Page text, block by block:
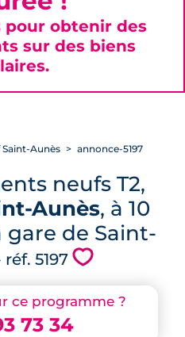
ce programme ?
73 34
Aunès annonce-5197
neufs T2,
Aunès, à 10
de Saint-
réf. 5197 💗
pour obtenir des
sur des biens